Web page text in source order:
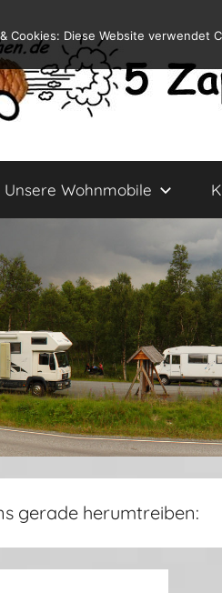
Unsere Wohnmobile
gerade herumtreiben:
Cookies: Diese Website verwendet